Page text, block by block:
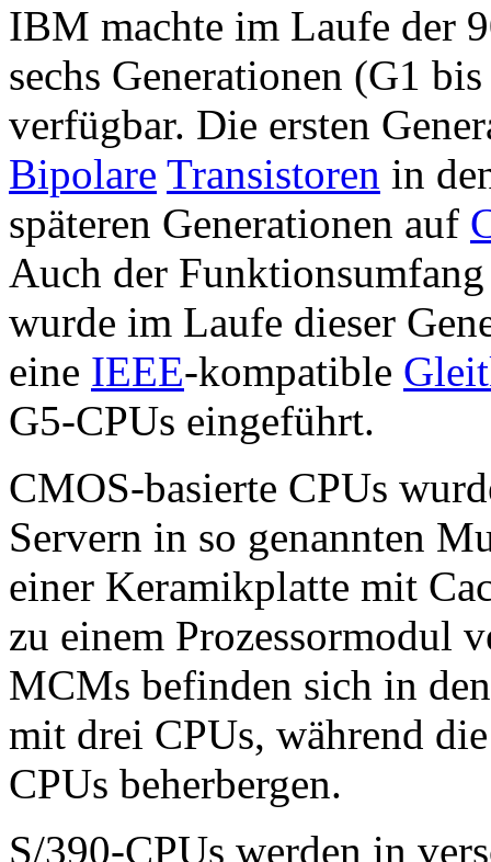
IBM machte im Laufe der
sechs Generationen (G1
verfügbar. Die ersten
Bipolare Transistoren in
späteren Generationen auf
Auch der
wurde im Laufe dieser
eine IEEE-kompatible
G5-CPUs eingeführt.
CMOS-basierte CPUs
Servern in so genannten
einer Keramikplatte mit
zu einem Prozessormodul
MCMs befinden sich in
mit drei CPUs, während
CPUs beherbergen.
S/390-CPUs werden in